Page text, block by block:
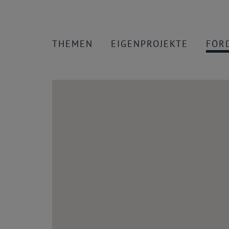
THEMEN EIGENPROJEKTE